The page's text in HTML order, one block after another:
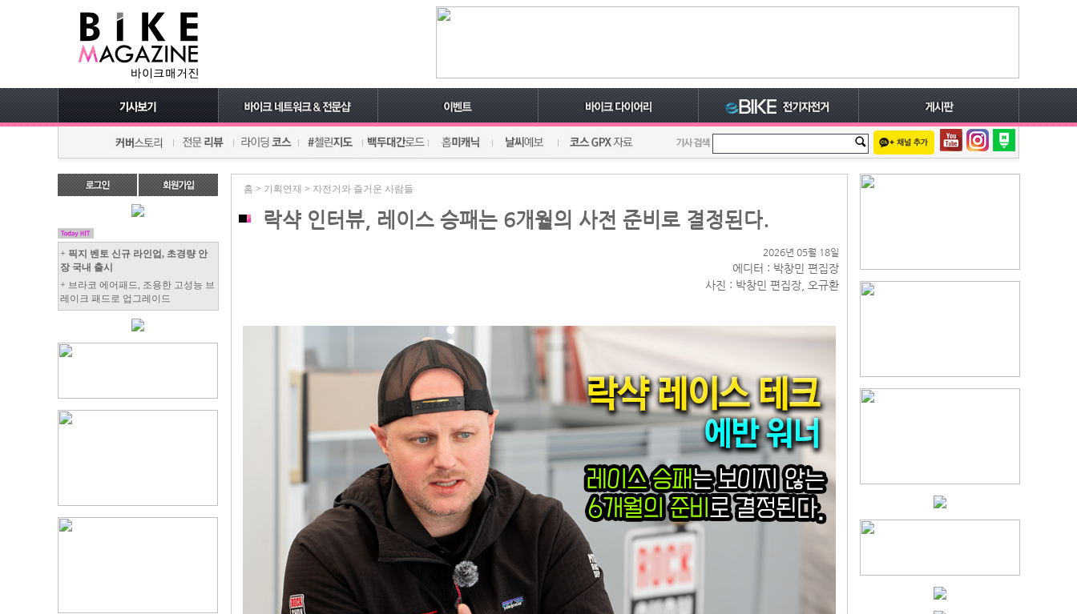
+ 픽지 벤토 신규 라인업, 초경량 안
장 국내 출시
+ 브라코 에어패드, 조용한 고성능 브
레이크 패드로 업그레이드
홈 > 기획연재 > 자전거와 즐거운 사람들
락샥 인터뷰, 레이스 승패는 6개월의 사전 준비로 결정된다.
2026년 05월 18일
에디터 : 박창민 편집장
사진 : 박창민 편집장, 오규환